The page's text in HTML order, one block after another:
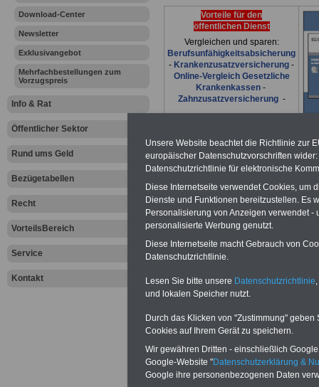
Download-Center
Newsletter
Exklusivangebot
Mehrfachbestellungen zum
Vorzugspreis
Info & Rat
Öffentlicher Sektor
Rund ums Geld
Bezügetabellen
Recht
VorteilsBereich
Service
Kontakt
Vorteile für den
öffentlichen Dienst
Vergleichen und sparen:
Berufsunfähigkeitsabsicherung
- Krankenzusatzversicherung -
Online-Vergleich Gesetzliche
Krankenkassen-
Zahnzusatzversicherung-
Ihr
den Fall der
Leben
Zur Übersicht
dem Tarifrecht
Dienst
Unsere Website beachtet die Richtlinie zur
europäischer Datenschutzvorschriften
Datenschutzrichtlinie für elektronische
Diese Internetseite verwendet Cookies, um
Dienste und Funktionen bereitzustellen. Es
Personalisierung von Anzeigen verwendet
personalisierte Werbung genutzt.
Diese Internetseite macht Gebrauch von
Datenschutzrichtlinie.
Lesen Sie bitte unsere Datenschutzrichtlinie
und lokalen Speicher nutzt.
Durch das Klicken von "Zustimmung"
Cookies auf Ihrem Gerät zu speichern.
Wir gewähren Dritten - einschließlich
Google-Website "Datenschutzerklärung &
Google ihre personenbezogenen Daten